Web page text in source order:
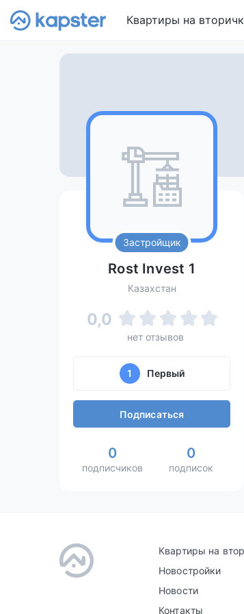
Квартиры на
Застройщик
Rost Invest 1
Казахстан
0,0
нет отзывов
1 Первый
Подписаться
0
подписчиков
0
подписок
Квартиры на
Новостройки
Новости
Контакты